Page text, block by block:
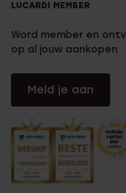
LUCARDI MEMBER
Word member en
op al jouw aankopen
Meld je aan